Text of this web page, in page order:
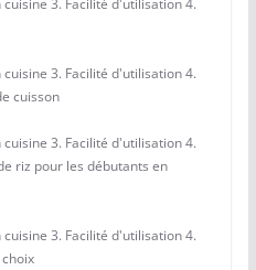
3. Facilité d'utilisation 4.
3. Facilité d'utilisation 4.
cuisson
3. Facilité d'utilisation 4.
riz pour les débutants en
3. Facilité d'utilisation 4.